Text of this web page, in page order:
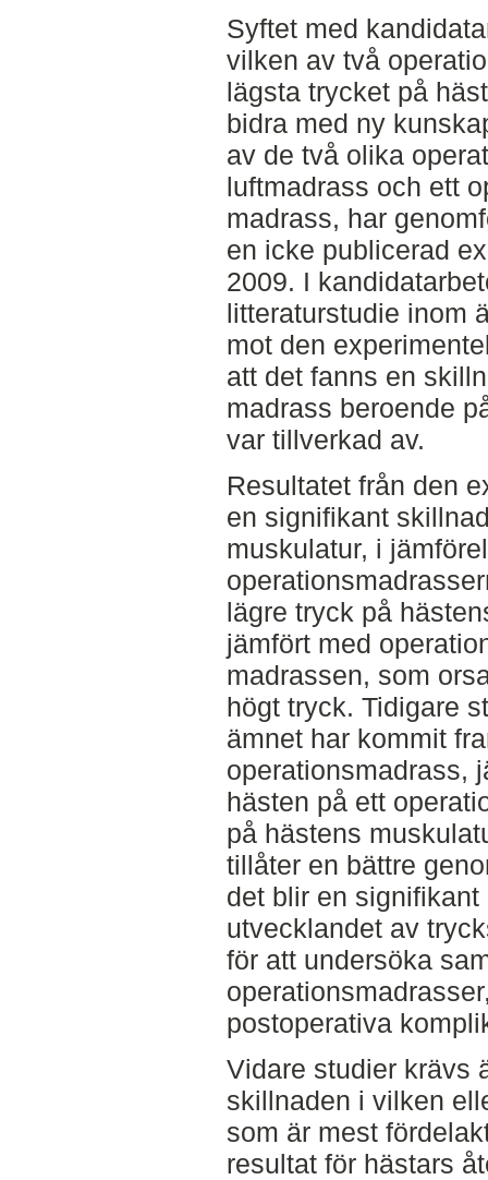
Syftet med
vilken av två
lägsta trycket på
bidra med ny
av de två olika
luftmadrass och ett
madrass, har
en icke publicerad
2009. I
litteraturstudie inom
mot den
att det fanns en
madrass beroende
var tillverkad av.
Resultatet från den
en signifikant
muskulatur, i
lägre tryck på
jämfört med
madrassen, som
högt tryck. Tidigare
ämnet har kommit
operationsmadrass,
hästen på ett
på hästens
tillåter en bättre
det blir en
utvecklandet av
för att undersöka
postoperativa
Vidare studier krävs
skillnaden i vilken
som är mest
resultat för hästars